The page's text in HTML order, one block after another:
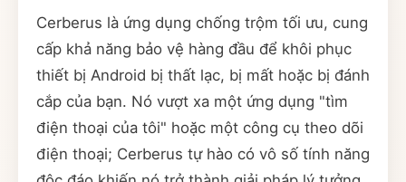
Cerberus là ứng dụng chống trộm tối ưu, cung
cấp khả năng bảo vệ hàng đầu để khôi phục
thiết bị Android bị thất lạc, bị mất hoặc bị đánh
cắp của bạn. Nó vượt xa một ứng dụng "tìm
điện thoại của tôi" hoặc một công cụ theo dõi
điện thoại; Cerberus tự hào có vô số tính năng